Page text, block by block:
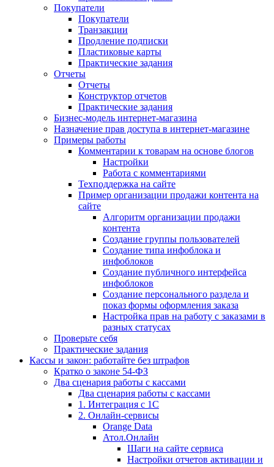
Покупатели
Покупатели
Транзакции
Продление подписки
Пластиковые карты
Практические задания
Отчеты
Отчеты
Конструктор отчетов
Практические задания
Бизнес-модель интернет-магазина
Назначение прав доступа в интернет-магазине
Примеры работы
Комментарии к товарам на основе блогов
Настройки
Работа с комментариями
Техподдержка на сайте
Пример организации продажи контента на
сайте
Алгоритм организации продажи
контента
Создание группы пользователей
Создание типа инфоблока и
инфоблоков
Создание публичного интерфейса
инфоблоков
Создание персонального раздела и
показ формы оформления заказа
Настройка прав на работу с заказами в
разных статусах
Проверьте себя
Практические задания
Кассы и закон: работайте без штрафов
Кратко о законе 54-ФЗ
Два сценария работы с кассами
Два сценария работы с кассами
1. Интеграция с 1С
2. Онлайн-сервисы
Orange Data
Атол.Онлайн
Шаги на сайте сервиса
Настройки отчетов активации и